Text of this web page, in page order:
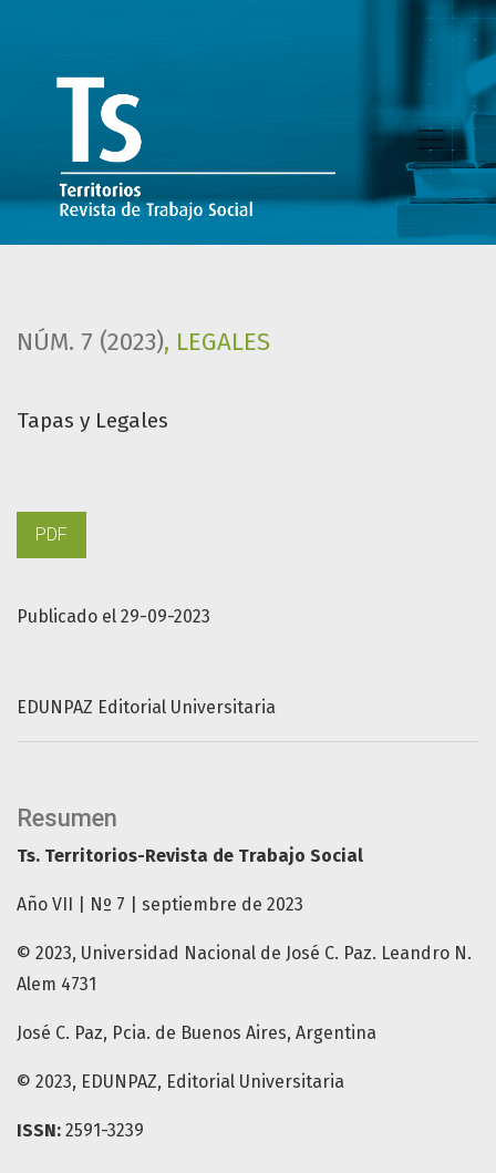
NÚM. 7 (2023), LEGALES
Tapas y Legales
Publicado el 29-09-2023
PDF
EDUNPAZ Editorial Universitaria
Resumen
Ts. Territorios-Revista de Trabajo Social
Año VII | Nº 7 | septiembre de 2023
© 2023, Universidad Nacional de José C. Paz. Leandro N.
Alem 4731
José C. Paz, Pcia. de Buenos Aires, Argentina
© 2023, EDUNPAZ, Editorial Universitaria
ISSN: 2591-3239